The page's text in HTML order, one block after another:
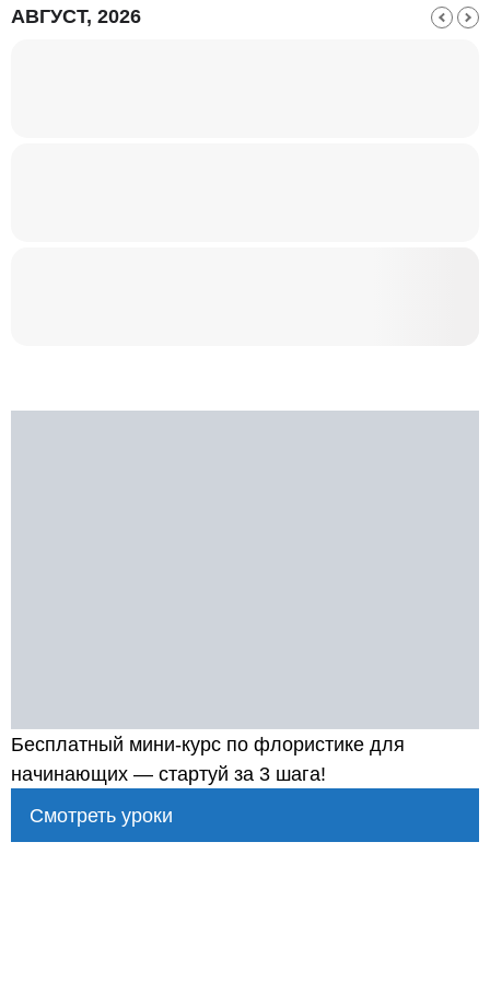
АВГУСТ, 2026
Бесплатный мини-курс по флористике для
начинающих — стартуй за 3 шага!
Смотреть уроки